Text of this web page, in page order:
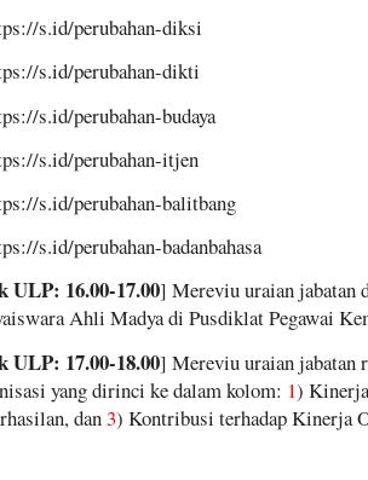
s.id/perubahan-diksi
s.id/perubahan-dikti
s.id/perubahan-budaya
s.id/perubahan-itjen
s.id/perubahan-balitbang
s.id/perubahan-badanbahasa
ULP: 16.00-17.00] Mereviu uraian jabatan
Ahli Madya di Pusdiklat Pegawai
ULP: 17.00-18.00] Mereviu uraian jabatan
yang dirinci ke dalam kolom: 1)
dan 3) Kontribusi terhadap Kinerja